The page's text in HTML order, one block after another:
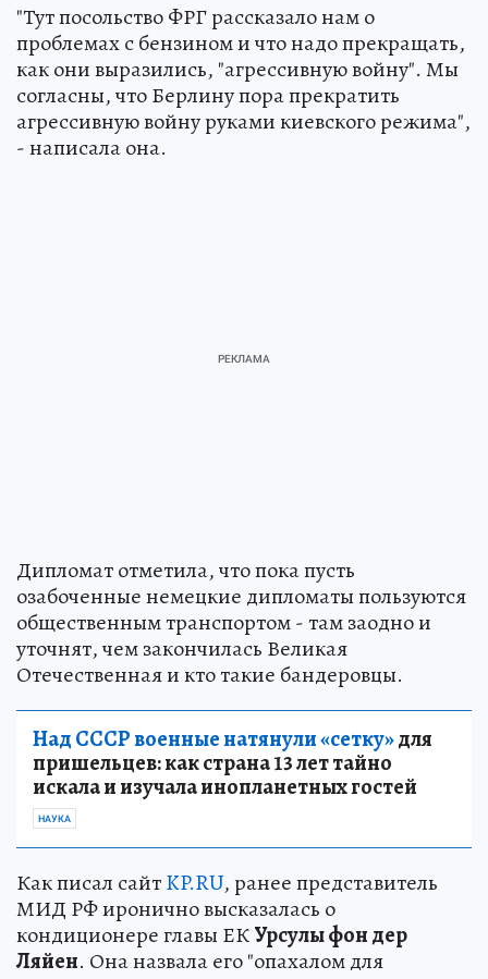
"Тут посольство ФРГ рассказало нам о
проблемах с бензином и что надо прекращать,
как они выразились, "агрессивную войну". Мы
согласны, что Берлину пора прекратить
агрессивную войну руками киевского режима",
- написала она.
Дипломат отметила, что пока пусть
озабоченные немецкие дипломаты пользуются
общественным транспортом - там заодно и
уточнят, чем закончилась Великая
Отечественная и кто такие бандеровцы.
Над СССР военные натянули «сетку»для
пришельцев: как страна 13 лет тайно
искала и изучала инопланетных гостей
НАУКА
Как писал сайтKP.RU, ранее представитель
МИД РФ иронично высказалась о
кондиционере главы ЕКУрсулы фон дер
Ляйен. Она назвала его "опахалом для